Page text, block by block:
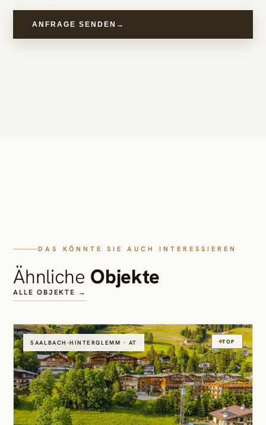
ANFRAGE SENDEN →
DAS KÖNNTE SIE AUCH INTERESSIEREN
Ähnliche Objekte
ALLE OBJEKTE →
SAALBACH-HINTERGLEMM · AT TOP